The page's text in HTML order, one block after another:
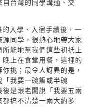
台灣的同學溝通、交
入學、入宿手續後，一
同學，很熱心地帶大家
能地幫我們這些初抵上
上在食堂用餐，這裡的
挑；最令人訝異的是，
我要一碗飯或半碗
是跟老闆說「我要五兩
搞不清楚一兩大約多